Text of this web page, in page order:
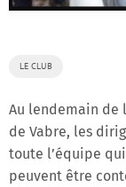
LE CLUB
Au lendemain de
de Vabre, les
toute l’équipe
peuvent être